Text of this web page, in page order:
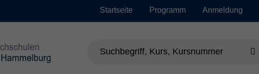
Startseite Programm Anmeldung